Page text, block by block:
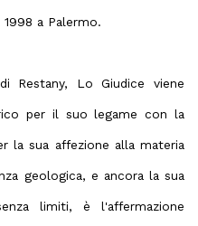
a Palermo.
Restany, Lo Giudice viene
per il suo legame con la
la sua affezione alla materia
geologica, e ancora la sua
limiti, è l'affermazione